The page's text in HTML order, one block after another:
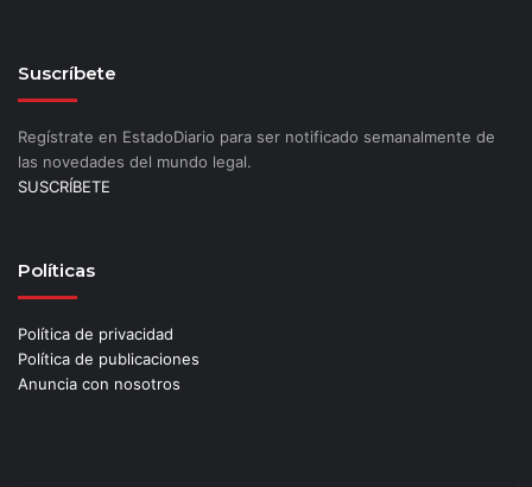
Suscríbete
Regístrate en EstadoDiario para ser notificado semanalmente de
las novedades del mundo legal.
SUSCRÍBETE
Políticas
Política de privacidad
Política de publicaciones
Anuncia con nosotros